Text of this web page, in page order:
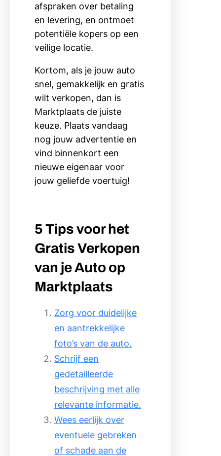
afspraken over betaling
en levering, en ontmoet
potentiële kopers op een
veilige locatie.
Kortom, als je jouw auto
snel, gemakkelijk en gratis
wilt verkopen, dan is
Marktplaats de juiste
keuze. Plaats vandaag
nog jouw advertentie en
vind binnenkort een
nieuwe eigenaar voor
jouw geliefde voertuig!
5 Tips voor het
Gratis Verkopen
van je Auto op
Marktplaats
Zorg voor duidelijke
en aantrekkelijke
foto’s van de auto.
Schrijf een
gedetailleerde
beschrijving met alle
relevante informatie.
Wees eerlijk over
eventuele gebreken
of schade aan de